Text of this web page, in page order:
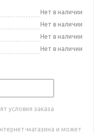
Нет в наличии
Нет в наличии
Нет в наличии
Нет в наличии
условия заказа
магазина и может